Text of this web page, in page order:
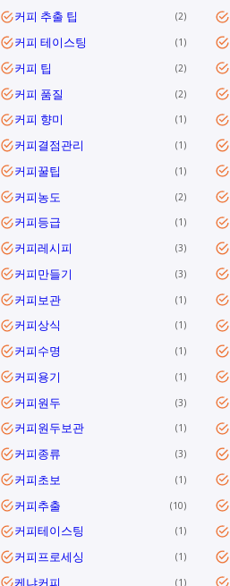
커피 추출 팁 2
커피 테이스팅 1
커피 팁 2
커피 품질 2
커피 향미 1
커피결점관리 1
커피꿀팁 1
커피농도 2
커피등급 1
커피레시피 3
커피만들기 3
커피보관 1
커피상식 1
커피수명 1
커피용기 1
커피원두 3
커피원두보관 1
커피종류 3
커피초보 1
커피추출 10
커피테이스팅 1
커피프로세싱 1
케냐커피 1